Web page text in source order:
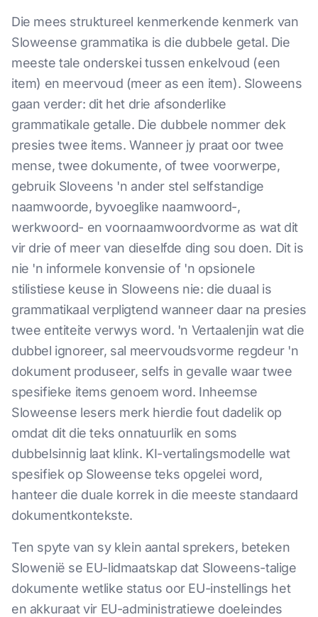
Die mees struktureel kenmerkende kenmerk van
Sloweense grammatika is die dubbele getal. Die
meeste tale onderskei tussen enkelvoud (een
item) en meervoud (meer as een item). Sloweens
gaan verder: dit het drie afsonderlike
grammatikale getalle. Die dubbele nommer dek
presies twee items. Wanneer jy praat oor twee
mense, twee dokumente, of twee voorwerpe,
gebruik Sloveens 'n ander stel selfstandige
naamwoorde, byvoeglike naamwoord-,
werkwoord- en voornaamwoordvorme as wat dit
vir drie of meer van dieselfde ding sou doen. Dit is
nie 'n informele konvensie of 'n opsionele
stilistiese keuse in Sloweens nie: die duaal is
grammatikaal verpligtend wanneer daar na presies
twee entiteite verwys word. 'n Vertaalenjin wat die
dubbel ignoreer, sal meervoudsvorme regdeur 'n
dokument produseer, selfs in gevalle waar twee
spesifieke items genoem word. Inheemse
Sloweense lesers merk hierdie fout dadelik op
omdat dit die teks onnatuurlik en soms
dubbelsinnig laat klink. KI-vertalingsmodelle wat
spesifiek op Sloweense teks opgelei word,
hanteer die duale korrek in die meeste standaard
dokumentkontekste.
Ten spyte van sy klein aantal sprekers, beteken
Slowenië se EU-lidmaatskap dat Sloweens-talige
dokumente wetlike status oor EU-instellings het
en akkuraat vir EU-administratiewe doeleindes